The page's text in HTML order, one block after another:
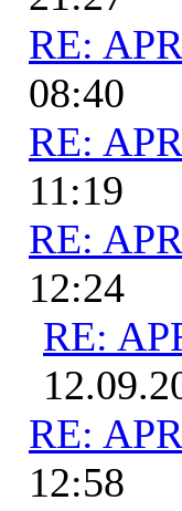
RE:
08:40
RE:
11:19
RE:
12:24
RE:
RE:
12:58